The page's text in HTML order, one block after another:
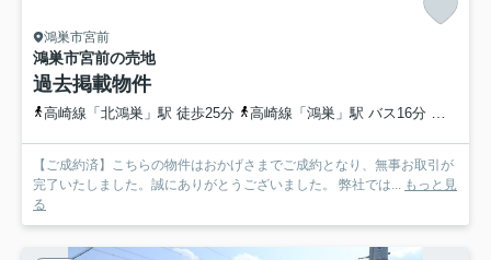
鴻巣市宮前
鴻巣市宮前の売地
過去掲載物件
高崎線「北鴻巣」駅 徒歩25分 高崎線「鴻巣」駅 バス16分 埼玉県鴻巣市「宮登神社入口」 停歩4分
【ご成約済】こちらの物件はおかげさまでご成約となり、無事お取引が
完了いたしました。誠にありがとうございました。 弊社では...
もっと見
る